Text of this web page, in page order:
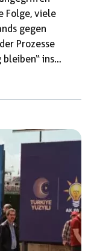
Folge, viele
gegen
Prozesse
ins
auch
eingelegter
war einen